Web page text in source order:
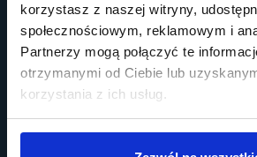
korzystasz z naszej witryny,
społecznościowym, reklamowym i
Partnerzy mogą połączyć te
otrzymanymi od Ciebie lub
korzystania z ich usług.